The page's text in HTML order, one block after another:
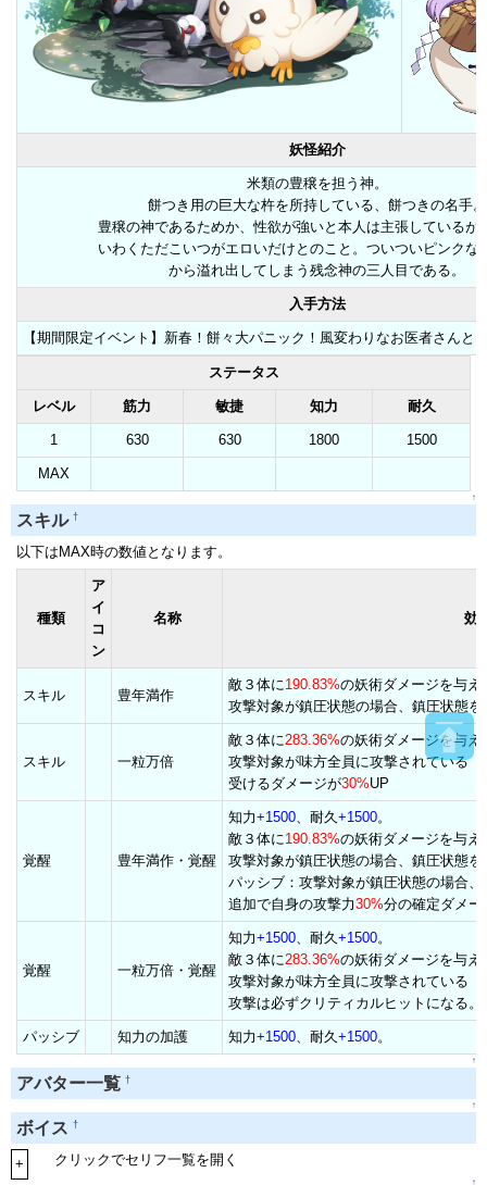
妖怪紹介
米類の豊穣を担う神。
餅つき用の巨大な杵を所持している、餅つきの名手。
豊穣の神であるためか、性欲が強いと本人は主張しているが
いわくただこいつがエロいだけとのこと。ついついピンクな
から溢れ出してしまう残念神の三人目である。
入手方法
【期間限定イベント】新春！餅々大パニック！風変わりなお医者さんと
ステータス
レベル 筋力 敏捷 知力 耐久
1 630 630 1800 1500
MAX
↑
スキル †
以下はMAX時の数値となります。
種類
ア
イ
コ
ン
名称 効
スキル 豊年満作
敵３体に190.83%の妖術ダメージを与え
攻撃対象が鎮圧状態の場合、鎮圧状態
スキル 一粒万倍
敵３体に283.36%の妖術ダメージを与え
攻撃対象が味方全員に攻撃されている
受けるダメージが30%UP
覚醒 豊年満作・覚醒
知力+1500、耐久+1500。
敵３体に190.83%の妖術ダメージを与え
攻撃対象が鎮圧状態の場合、鎮圧状態
パッシブ：攻撃対象が鎮圧状態の場合
追加で自身の攻撃力30%分の確定ダメー
覚醒 一粒万倍・覚醒
知力+1500、耐久+1500。
敵３体に283.36%の妖術ダメージを与え
攻撃対象が味方全員に攻撃されている
攻撃は必ずクリティカルヒットになる
パッシブ 知力の加護 知力+1500、耐久+1500。
↑
アバター一覧 †
↑
ボイス †
+ クリックでセリフ一覧を開く
↑